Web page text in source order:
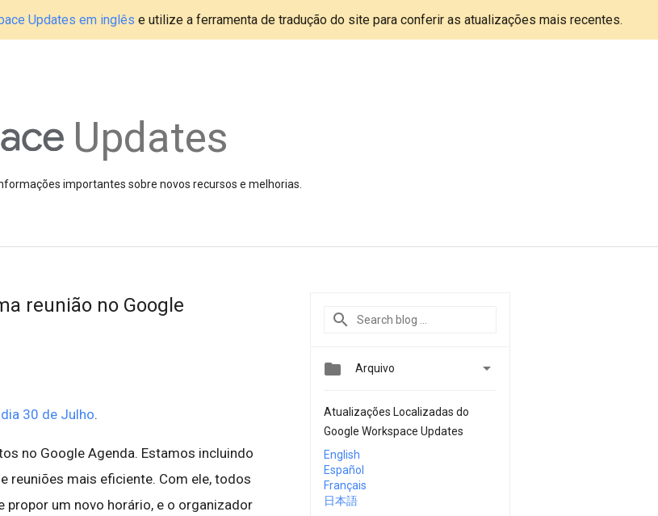
Updates em inglês e utilize a ferramenta de tradução do site para conferir as atualizações mais recentes.
Updates
importantes sobre novos recursos e melhorias.
reunião no Google
30 de Julho.
no Google Agenda. Estamos incluindo
reuniões mais eficiente. Com ele, todos
propor um novo horário, e o organizador
 Arquivo 
Atualizações Localizadas do
Google Workspace Updates
English
Español
Français
日本語